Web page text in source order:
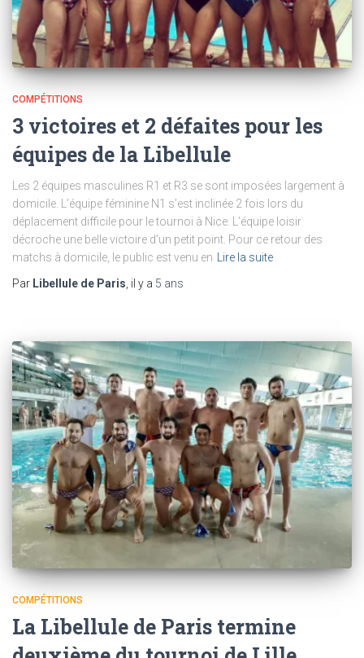
COMPÉTITIONS
3 victoires et 2 défaites pour les
équipes de la Libellule
Les 2 équipes masculines R1 et R3 se sont imposées largement à
domicile. L’équipe féminine N1 s’est inclinée 2 fois lors du
déplacement difficile pour le tournoi à Nice. L’équipe loisir
décroche une belle victoire d’un petit point. Pour ce retour des
matchs à domicile, le public est venu en
Lire la suite
Par Libellule de Paris , il y a 5 ans
COMPÉTITIONS
La Libellule de Paris termine